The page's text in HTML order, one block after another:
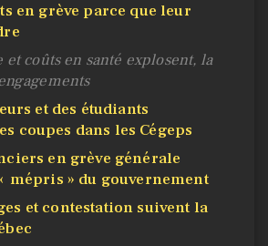
en grève parce que leur
et coûts en santé explosent, la
et des étudiants
coupes dans les Cégeps
en grève générale
mépris » du gouvernement
et contestation suivent la